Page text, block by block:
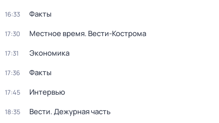
16:33 Факты
17:30 Местное время. Вести-Кострома
17:31 Экономика
17:36 Факты
17:45 Интервью
18:35 Вести. Дежурная часть